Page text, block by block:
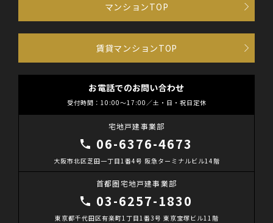
マンションTOP
賃貸マンションTOP
お電話でのお問い合わせ
受付時間：10:00～17:00／土・日・祝日定休
宅地戸建事業部
06-6376-4673
大阪市北区芝田一丁目1番4号 阪急ターミナルビル14階
首都圏宅地戸建事業部
03-6257-1830
東京都千代田区有楽町1丁目1番3号 東京宝塚ビル11階